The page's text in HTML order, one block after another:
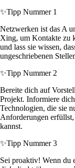
✨Tipp Nummer 1
Netzwerken ist das A
Xing, um Kontakte zu
und lass sie wissen,
ungeschriebenen
✨Tipp Nummer 2
Bereite dich auf
Projekt. Informiere
Technologien, die sie
Anforderungen
kannst.
✨Tipp Nummer 3
Sei proaktiv! Wenn du